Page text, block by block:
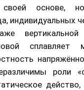
своей основе,
индивидуальных
роли